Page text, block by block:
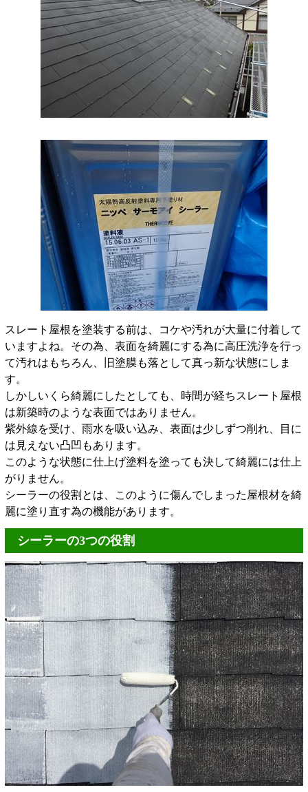
スレート屋根を塗装する前は、コケや汚れが大量に付着して
いますよね。その為、表面を綺麗にする為に高圧洗浄を行っ
て汚れはもちろん、旧塗膜も落として真っ新な状態にしま
す。
しかしいくら綺麗にしたとしても、時間が経ちスレート屋根
は新築時のような表面ではありません。
紫外線を受け、雨水を吸い込み、表面は少しずつ削れ、目に
は見えない凸凹もあります。
このような状態に仕上げ塗料を塗っても決して綺麗には仕上
がりません。
シーラーの役割とは、このように傷んでしまった屋根材を綺
麗に塗り直す為の機能があります。
シーラーの3つの役割